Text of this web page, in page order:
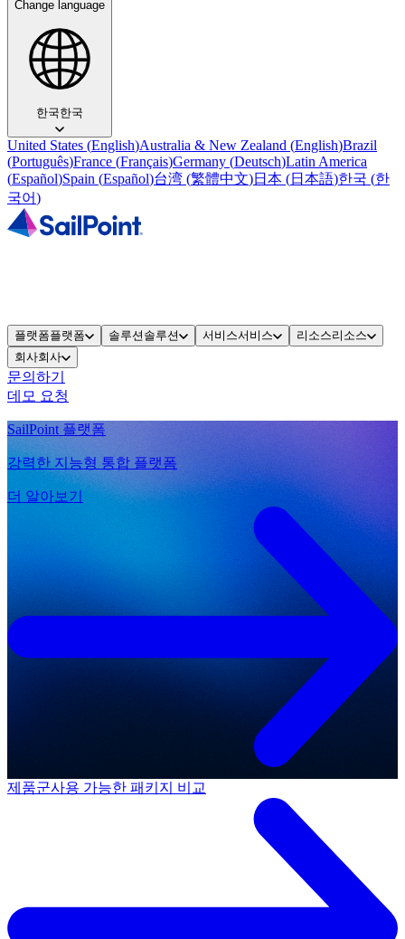
Change language
한국한국
United States (English)Australia & New Zealand (English)Brazil
(Português)France (Français)Germany (Deutsch)Latin America
(Español)Spain (Español)台湾 (繁體中文)日本 (日本語)한국 (한
국어)
플랫폼플랫폼 솔루션 솔루션 서비스서비스 리소스리소스
회사회사
문의하기
데모 요청
SailPoint 플랫폼
강력한 지능형 통합 플랫폼
더 알아보기
제품군사용 가능한 패키지 비교